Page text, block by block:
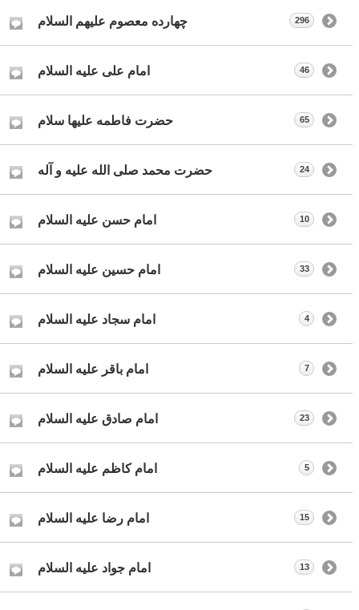
چهارده معصوم علیهم السلام 296
امام علی علیه السلام 46
حضرت فاطمه علیها سلام 65
حضرت محمد صلی الله علیه و آله 24
امام حسن علیه السلام 10
امام حسین علیه السلام 33
امام سجاد علیه السلام 4
امام باقر علیه السلام 7
امام صادق علیه السلام 23
امام کاظم علیه السلام 5
امام رضا علیه السلام 15
امام جواد علیه السلام 13